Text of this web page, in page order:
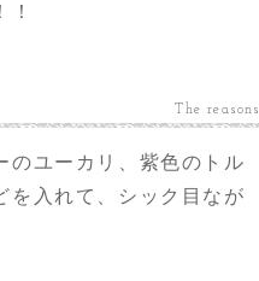
The reasons
のユーカリ、紫色のトル
を入れて、シック目なが